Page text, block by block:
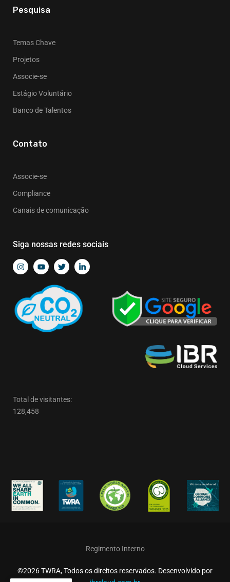
Pesquisa
Temas Chave
Projetos
Associe-se
Estágio Voluntário
Banco de Talentos
Contato
Associe-se
Compliance
Canais de comunicação
Siga nossas redes sociais
Total de visitantes:
128,458
Regimento Interno
©2026 TWRA, Todos os direitos reservados. Desenvolvido por